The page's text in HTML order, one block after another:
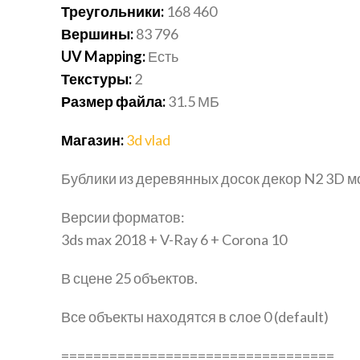
Треугольники: 168 460
Вершины:83 796
UV Mapping:Есть
Текстуры:2
Размер файла:31.5 МБ
Магазин:3d vlad
Бублики из деревянных досок декор N2 3D
Версии форматов:
3ds max 2018 + V-Ray 6 + Corona 10
В сцене 25 объектов.
Все объекты находятся в слое 0 (default)
==================================